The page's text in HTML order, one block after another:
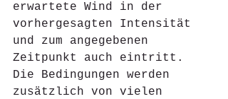
erwartete Wind in der
vorhergesagten Intensität
und zum angegebenen
Zeitpunkt auch eintritt.
Die Bedingungen werden
zusätzlich von vielen